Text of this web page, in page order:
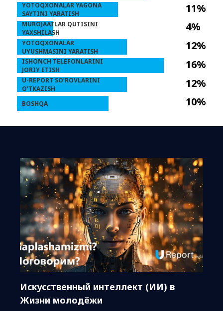
11%
4%
12%
16%
12%
10%
YOTOQXONALAR YAGONA
SAYTINI YARATISH
MUROJAATLAR QUTISINI
YAXSHILASH
YOTOQXONALAR
UYUSHMASINI YARATISH
ISHONCH TELEFONLARINI
JORIY ETISH
U-REPORT SO’ROVLARINI
O’TKAZISH
BOSHQA
Искусственный интеллект (ИИ) в
Жизни молодёжи